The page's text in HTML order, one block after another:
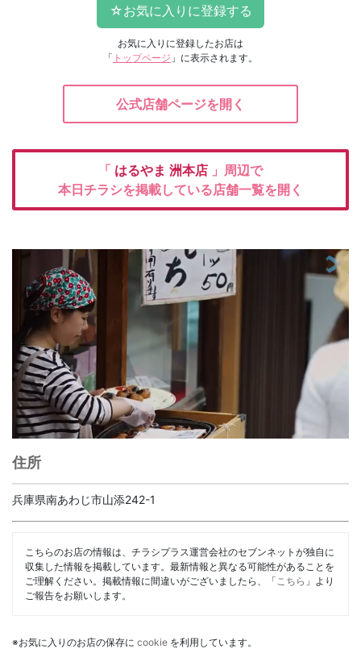
お気に入りに登録したお店は
「 トップページ 」に表示されます。
公式店舗ページを開く
「 はるやま 洲本店 」周辺で
本日チラシを掲載している店舗一覧を開く
住所
兵庫県南あわじ市山添242-1
こちらのお店の情報は、チラシプラス運営会社のセブンネットが独自に
収集した情報を掲載しています。最新情報と異なる可能性があることを
ご理解ください。掲載情報に間違いがございましたら、「 こちら 」より
ご報告をお願いします。
※お気に入りのお店の保存に cookie を利用しています。